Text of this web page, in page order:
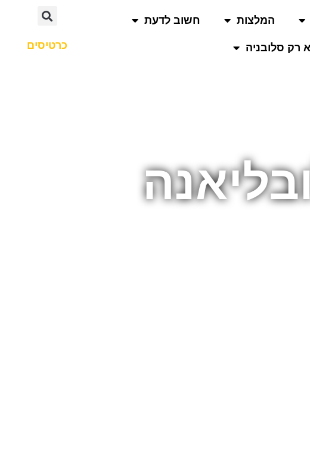
המלצות חשוב לדעת
רק סלובניה כרטיסים